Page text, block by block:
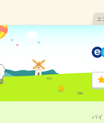
エ
バイ